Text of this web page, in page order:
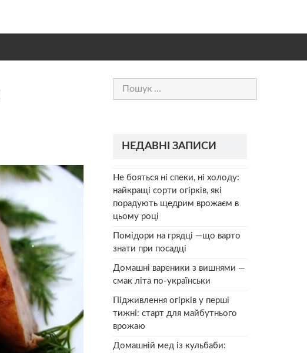
Пошук:
НЕДАВНІ ЗАПИСИ
Не бояться ні спеки, ні холоду:
найкращі сорти огірків, які
порадують щедрим врожаєм в
цьому році
Помідори на грядці —що варто
знати при посадці
Домашні вареники з вишнями —
смак літа по-українськи
Підживлення огірків у перші
тижні: старт для майбутнього
врожаю
Домашній мед із кульбаби: